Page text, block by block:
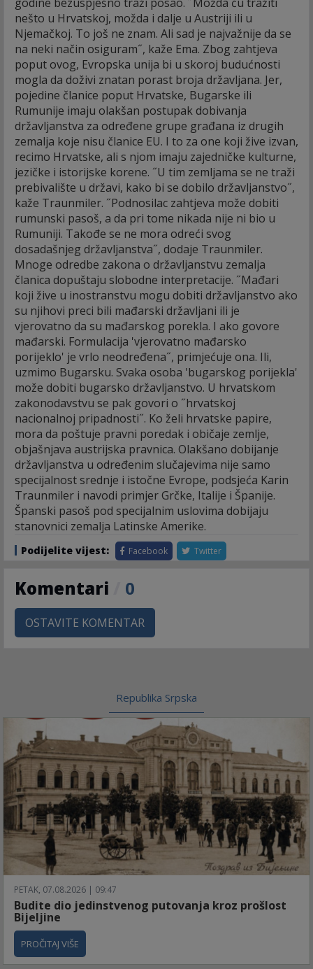
nešto u Hrvatskoj, možda i dalje u Austriji ili u
Njemačkoj. To još ne znam. Ali sad je najvažnije da se
na neki način osiguram˝, kaže Ema. Zbog zahtjeva
poput ovog, Evropska unija bi u skoroj budućnosti
mogla da doživi znatan porast broja državljana. Jer,
pojedine članice poput Hrvatske, Bugarske ili
Rumunije imaju olakšan postupak dobivanja
državljanstva za određene grupe građana iz drugih
zemalja koje nisu članice EU. I to za one koji žive izvan,
recimo Hrvatske, ali s njom imaju zajedničke kulturne,
jezičke i istorijske korene. ˝U tim zemljama se ne traži
prebivalište u državi, kako bi se dobilo državljanstvo˝,
kaže Traunmiler. ˝Podnosilac zahtjeva može dobiti
rumunski pasoš, a da pri tome nikada nije ni bio u
Rumuniji. Takođe se ne mora odreći svog
dosadašnjeg državljanstva˝, dodaje Traunmiler.
Mnoge odredbe zakona o državljanstvu zemalja
članica dopuštaju slobodne interpretacije. ˝Mađari
koji žive u inostranstvu mogu dobiti državljanstvo ako
su njihovi preci bili mađarski državljani ili je
vjerovatno da su mađarskog porekla. I ako govore
mađarski. Formulacija 'vjerovatno mađarsko
porijeklo' je vrlo neodređena˝, primjećuje ona. Ili,
uzmimo Bugarsku. Svaka osoba 'bugarskog porijekla'
može dobiti bugarsko državljanstvo. U hrvatskom
zakonodavstvu se pak govori o ˝hrvatskoj
nacionalnoj pripadnosti˝. Ko želi hrvatske papire,
mora da poštuje pravni poredak i običaje zemlje,
objašnjava austrijska pravnica. Olakšano dobijanje
državljanstva u određenim slučajevima nije samo
specijalnost srednje i istočne Evrope, podsjeća Karin
Traunmiler i navodi primjer Grčke, Italije i Španije.
Španski pasoš pod specijalnim uslovima dobijaju
stanovnici zemalja Latinske Amerike.
Podijelite vijest: Facebook Twitter
Komentari 0
OSTAVITE KOMENTAR
Republika Srpska
PETAK, 07.08.2026 | 09:47
Budite dio jedinstvenog putovanja kroz prošlost
Bijeljine
PROČITAJ VIŠE